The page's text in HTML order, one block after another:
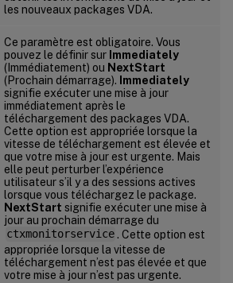
les nouveaux packages VDA.
Ce paramètre est obligatoire. Vous
pouvez le définir sur Immediately
(Immédiatement) ou NextStart
(Prochain démarrage). Immediately
signifie exécuter une mise à jour
immédiatement après le
téléchargement des packages VDA.
Cette option est appropriée lorsque la
vitesse de téléchargement est élevée et
que votre mise à jour est urgente. Mais
elle peut perturber l’expérience
utilisateur s’il y a des sessions actives
lorsque vous téléchargez le package.
NextStart signifie exécuter une mise à
jour au prochain démarrage du
ctxmonitorservice. Cette option est
appropriée lorsque la vitesse de
téléchargement n’est pas élevée et que
votre mise à jour n’est pas urgente.